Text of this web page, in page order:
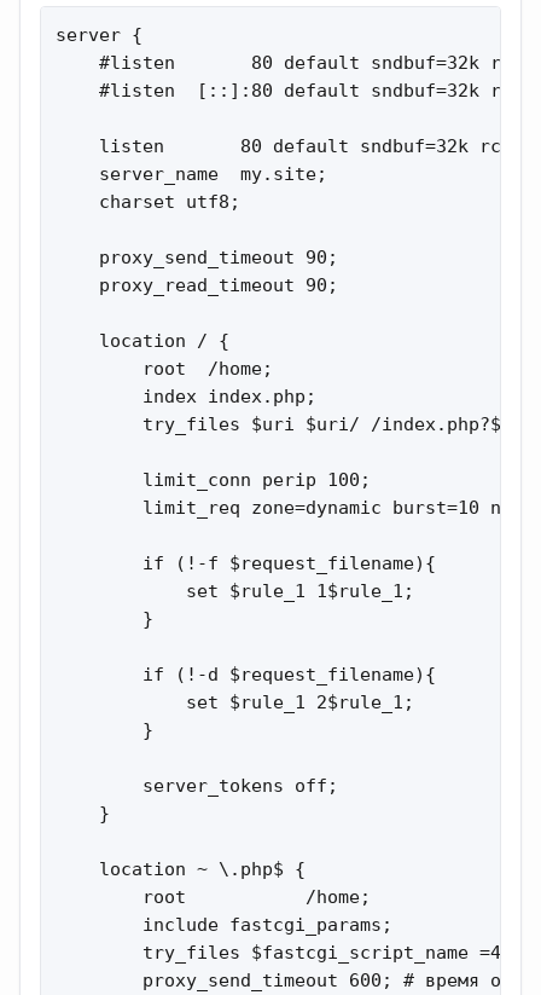
server {
#listen       80 default sndbuf=32k
#listen  [::]:80 default sndbuf=32k
listen       80 default sndbuf=32k
    server_name  my.site;
    charset utf8;
    proxy_send_timeout 90;
    proxy_read_timeout 90;
    location / {
        root  /home;
        index index.php;
try_files $uri $uri/ /
        limit_conn perip 100;
limit_req zone=dynamic burst=10
        if (!-f $request_filename){
            set $rule_1 1$rule_1;
        }
        if (!-d $request_filename){
            set $rule_1 2$rule_1;
        }
        server_tokens off;
    }
    location ~ \.php$ {
        root           /home;
        include fastcgi_params;
        try_files $fastcgi_script_name =404;
proxy_send_timeout 600; # время